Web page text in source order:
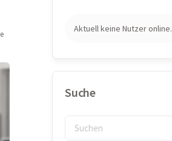
Aktuell keine Nutzer online.
Suche